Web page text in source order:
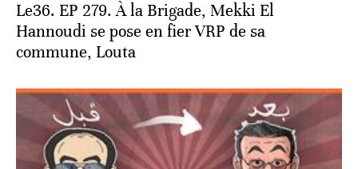
Le36. EP 279. À la Brigade, Mekki El
Hannoudi se pose en fier VRP de sa
commune, Louta